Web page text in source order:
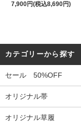
7,900円(税込8,690円)
カテゴリーから探す
セール 50%OFF
オリジナル帯
オリジナル草履